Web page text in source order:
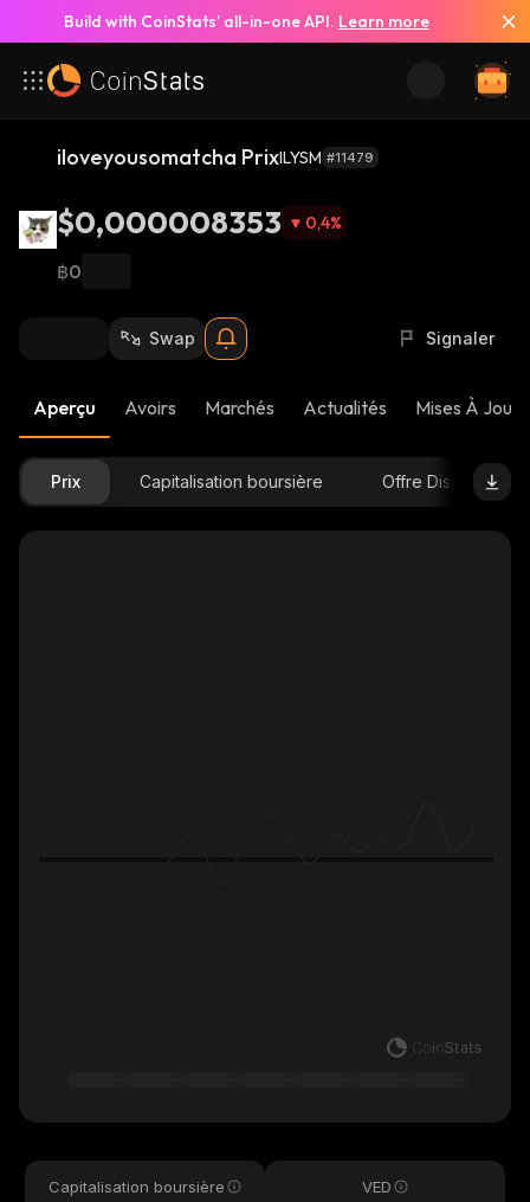
Build with CoinStats’ all-in-one API. Learn more
iloveyousomatcha PrixILYSM #11479
$0,000008353 0,4%
฿0
Swap Signaler
Aperçu Avoirs Marchés Actualités Mises À Jour
Prix Capitalisation boursière Offre Disponible
Capitalisation boursière VED